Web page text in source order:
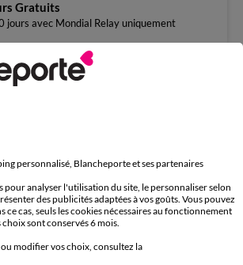
Gratuits
jours avec Mondial Relay uniquement
avec de l'uni
personnalisé, Blancheporte et ses partenaires
pour analyser l'utilisation du site, le personnaliser selon
des publicités adaptées à vos goûts. Vous pouvez
ce cas, seuls les cookies nécessaires au fonctionnement
sont conservés 6 mois.
modifier vos choix, consultez la